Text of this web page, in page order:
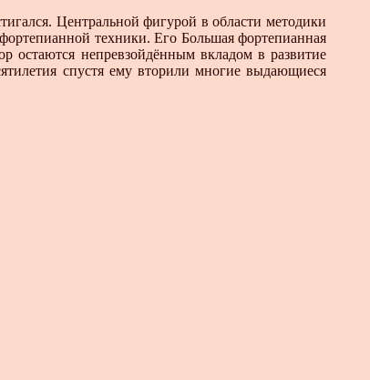
Центральной фигурой в области методики
техники. Его Большая фортепианная
непревзойдённым вкладом в развитие
спустя ему вторили многие выдающиеся